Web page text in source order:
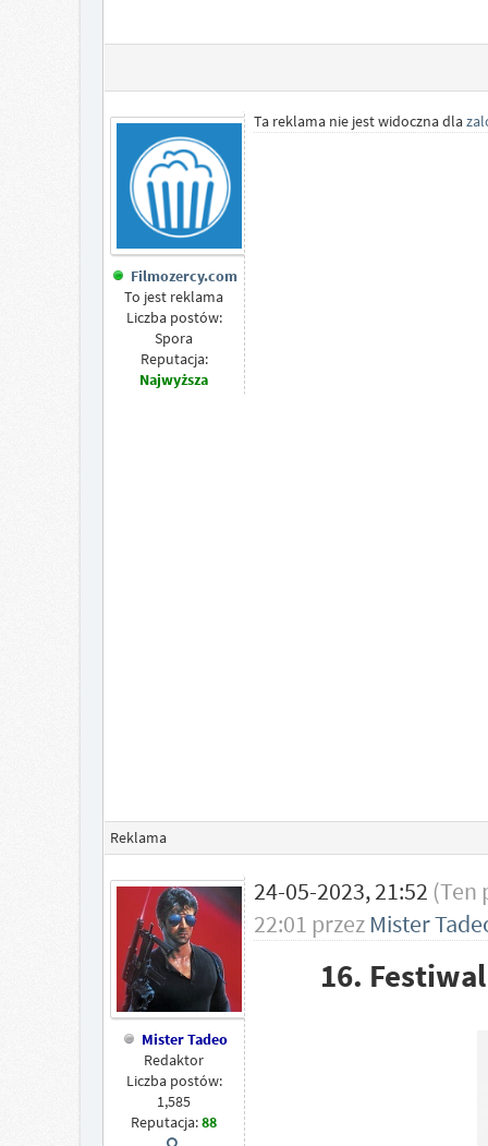
Filmozercy.com
To jest reklama
Liczba postów:
Spora
Reputacja:
Najwyższa
Ta reklama nie jest widoczna dla
Reklama
Mister Tadeo
Redaktor
Liczba postów:
1,585
Reputacja:88
24-05-2023, 21:52 (Ten
22:01 przez Mister
16.